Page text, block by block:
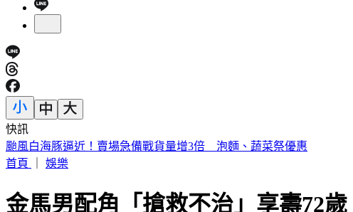
快訊
即時新聞快報！ 立即下載TVBS新聞APP
首頁
娛樂
金馬男配角「搶救不治」享壽72